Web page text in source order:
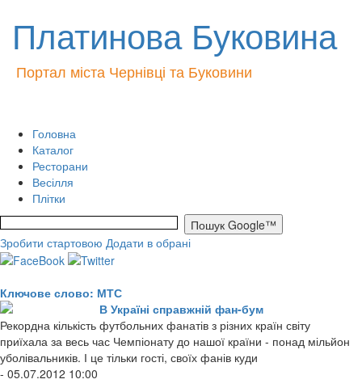
Платинова Буковина
Портал міста Чернівці та Буковини
Головна
Каталог
Ресторани
Весілля
Плітки
Зробити стартовою Додати в обрані
Ключове слово: МТС
В Україні справжній фан-бум
Рекордна кількість футбольних фанатів з різних країн світу
приїхала за весь час Чемпіонату до нашої країни - понад мільйон
уболівальників. І це тільки гості, своїх фанів куди
- 05.07.2012 10:00